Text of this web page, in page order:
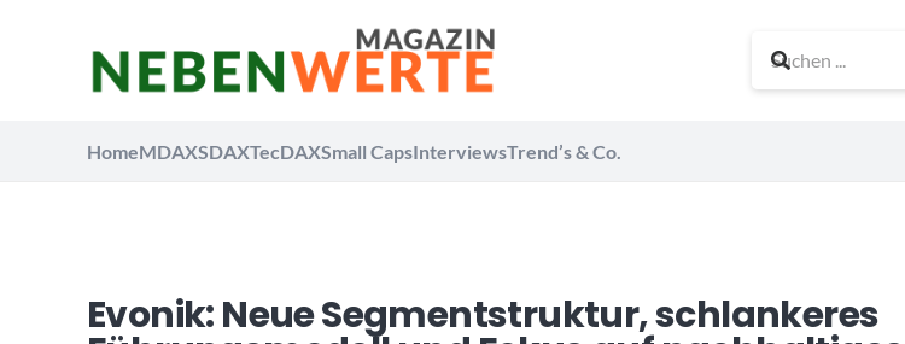
HomeMDAXSDAXTecDAXSmall CapsInterviewsTrend’s & Co.
Evonik: Neue Segmentstruktur, schlankeres